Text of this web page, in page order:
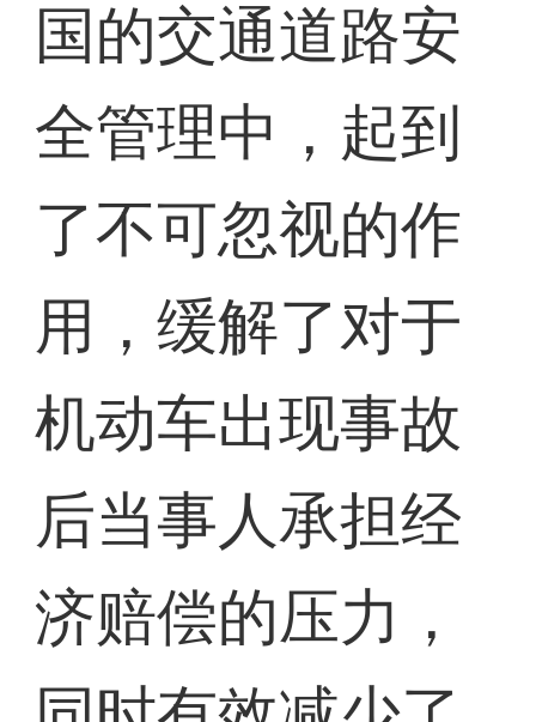
国的交通道路安
全管理中，起到
了不可忽视的作
用，缓解了对于
机动车出现事故
后当事人承担经
济赔偿的压力，